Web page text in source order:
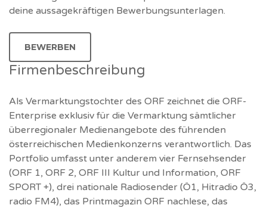
deine aussagekräftigen Bewerbungsunterlagen.
BEWERBEN
Firmenbeschreibung
Als Vermarktungstochter des ORF zeichnet die ORF-
Enterprise exklusiv für die Vermarktung sämtlicher
überregionaler Medienangebote des führenden
österreichischen Medienkonzerns verantwortlich. Das
Portfolio umfasst unter anderem vier Fernsehsender
(ORF 1, ORF 2, ORF III Kultur und Information, ORF
SPORT +), drei nationale Radiosender (Ö1, Hitradio Ö3,
radio FM4), das Printmagazin ORF nachlese, das